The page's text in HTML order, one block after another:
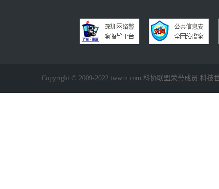
Copyright © 2009-2022 twwtn.com 科协联盟荣誉成员 科